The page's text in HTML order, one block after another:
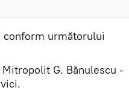
conform următorului
Mitropolit G. Bănulescu -